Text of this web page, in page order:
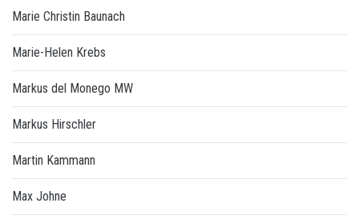
Marie Christin Baunach
Marie-Helen Krebs
Markus del Monego MW
Markus Hirschler
Martin Kammann
Max Johne